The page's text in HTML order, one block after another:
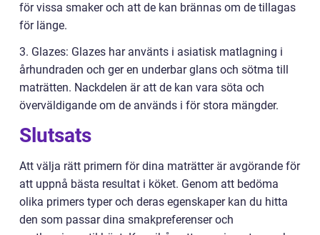
för vissa smaker och att de kan brännas om de tillagas
för länge.
3. Glazes: Glazes har använts i asiatisk matlagning i
århundraden och ger en underbar glans och sötma till
maträtten. Nackdelen är att de kan vara söta och
överväldigande om de används i för stora mängder.
Slutsats
Att välja rätt primern för dina maträtter är avgörande för
att uppnå bästa resultat i köket. Genom att bedöma
olika primers typer och deras egenskaper kan du hitta
den som passar dina smakpreferenser och